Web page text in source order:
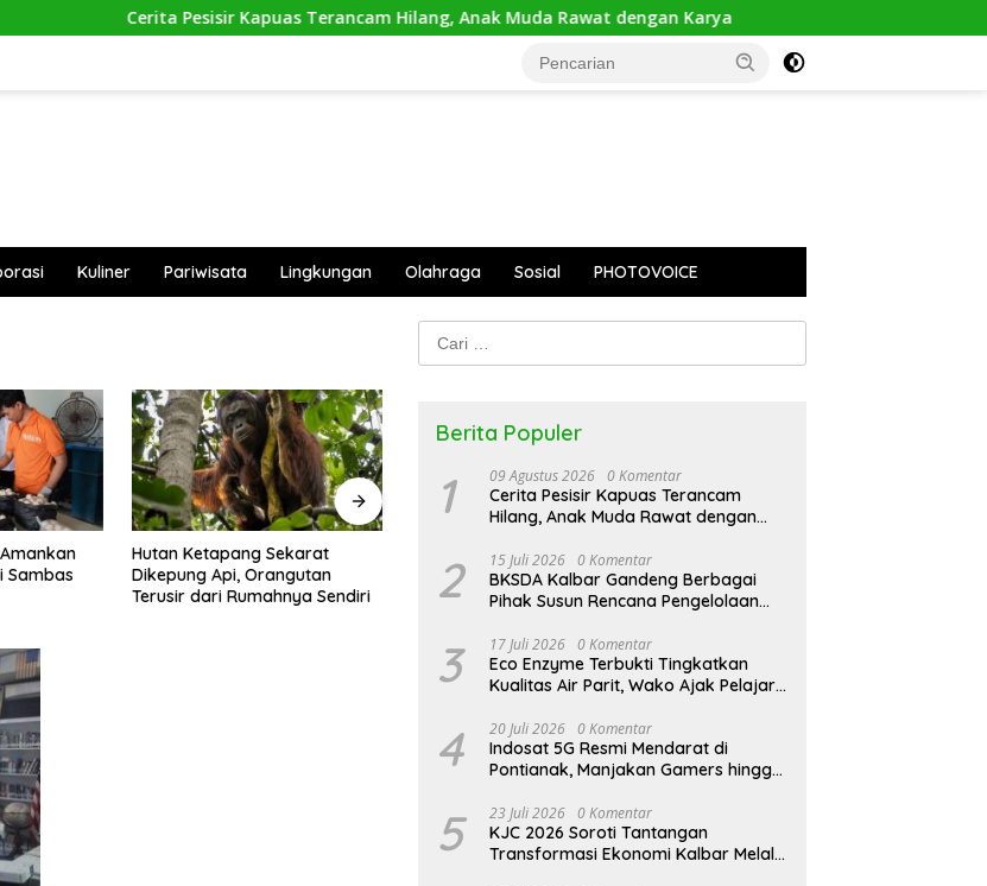
Cerita Pesisir Kapuas Terancam Hilang, Anak Muda Rawat dengan Karya
Kuliner Pariwisata Lingkungan Olahraga Sosial PHOTOVOICE
Sambas
Hutan Ketapang Sekarat
Dikepung Api, Orangutan
Terusir dari Rumahnya Sendiri
Pontianak Waste Expo 2026:
Dari Isu Sampah Menuju Aksi
Nyata
Mitos Sesat, Polisi Gulung Mafia
Satwa di Pontianak Bersama
Setengah Ton Sisik Haram
Cari
untuk:
Berita Populer
1 09 Agustus 2026 0 Komentar
Cerita Pesisir Kapuas Terancam
Hilang, Anak Muda Rawat dengan
2 15 Juli 2026 0 Komentar
BKSDA Kalbar Gandeng Berbagai
Pihak Susun Rencana Pengelolaan
Karimata 2027-2036
3 17 Juli 2026 0 Komentar
Eco Enzyme Terbukti Tingkatkan
Kualitas Air Parit, Wako Ajak Pelajar
4 20 Juli 2026 0 Komentar
Indosat 5G Resmi Mendarat di
Pontianak, Manjakan Gamers hingga
5 23 Juli 2026 0 Komentar
KJC 2026 Soroti Tantangan
Transformasi Ekonomi Kalbar Melalui